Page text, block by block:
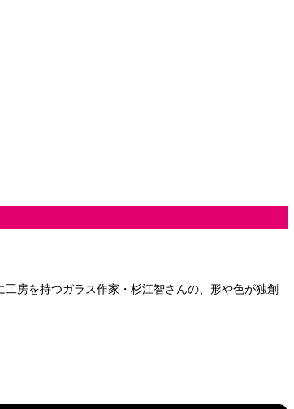
房を持つガラス作家・杉江智さんの、形や色が独創